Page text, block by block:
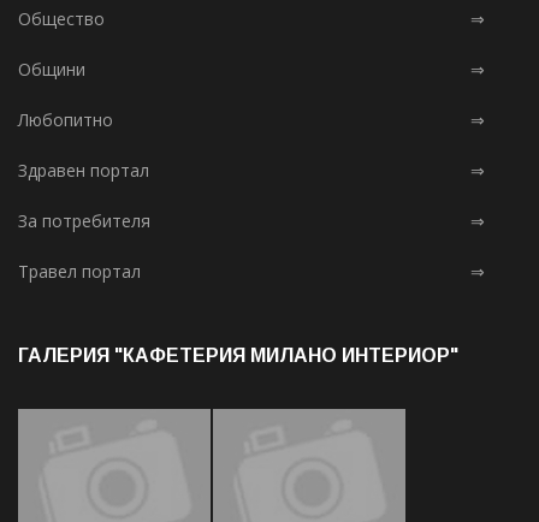
Общество ⇒
Общини ⇒
Любопитно ⇒
Здравен портал ⇒
За потребителя ⇒
Травел портал ⇒
ГАЛЕРИЯ "КАФЕТЕРИЯ МИЛАНО ИНТЕРИОР"